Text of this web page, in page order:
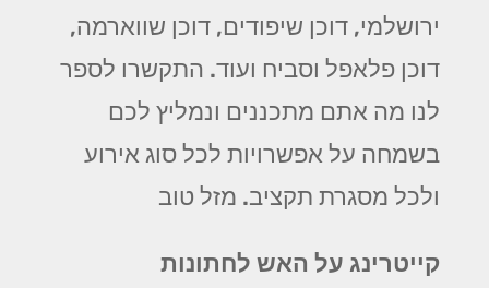
ירושלמי, דוכן שיפודים, דוכן שווארמה,
דוכן פלאפל וסביח ועוד. התקשרו לספר
לנו מה אתם מתכננים ונמליץ לכם
בשמחה על אפשרויות לכל סוג אירוע
ולכל מסגרת תקציב. מזל טוב
קייטרינג על האש לחתונות